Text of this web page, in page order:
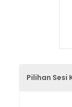
Pilihan Sesi